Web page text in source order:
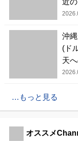
近
沖
(ド
天
もっと見る
オススメ